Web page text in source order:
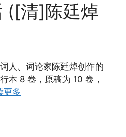
([清]陈廷焯
人、词论家陈廷焯创作的
本 8 卷，原稿为 10 卷，
更多